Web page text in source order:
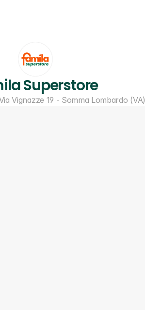
Superstore
Vignazze 19 - Somma Lombardo (VA)